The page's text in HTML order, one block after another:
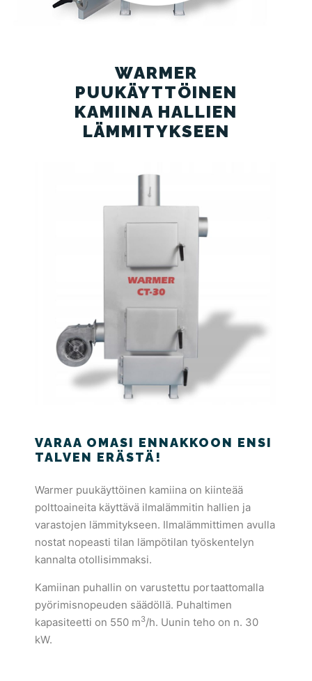
WARMER
PUUKÄYTTÖINEN
KAMIINA HALLIEN
LÄMMITYKSEEN
VARAA OMASI ENNAKKOON ENSI
TALVEN ERÄSTÄ!
Warmer puukäyttöinen kamiina on kiinteää
polttoaineita käyttävä ilmalämmitin hallien ja
varastojen lämmitykseen. Ilmalämmittimen avulla
nostat nopeasti tilan lämpötilan työskentelyn
kannalta otollisimmaksi.
Kamiinan puhallin on varustettu portaattomalla
pyörimisnopeuden säädöllä. Puhaltimen
kapasiteetti on 550 m3/h. Uunin teho on n. 30
kW.